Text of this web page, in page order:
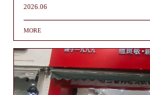
2026.06
MORE